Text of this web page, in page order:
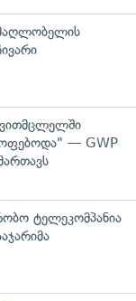
— GWP
ტელეკომპანია